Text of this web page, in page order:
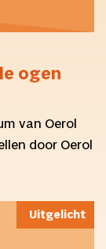
ogen
van Oerol
door Oerol
Uitgelicht